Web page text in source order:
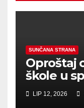
SUNČANA STRANA
Oproštaj
škole u
LIP 12, 2026